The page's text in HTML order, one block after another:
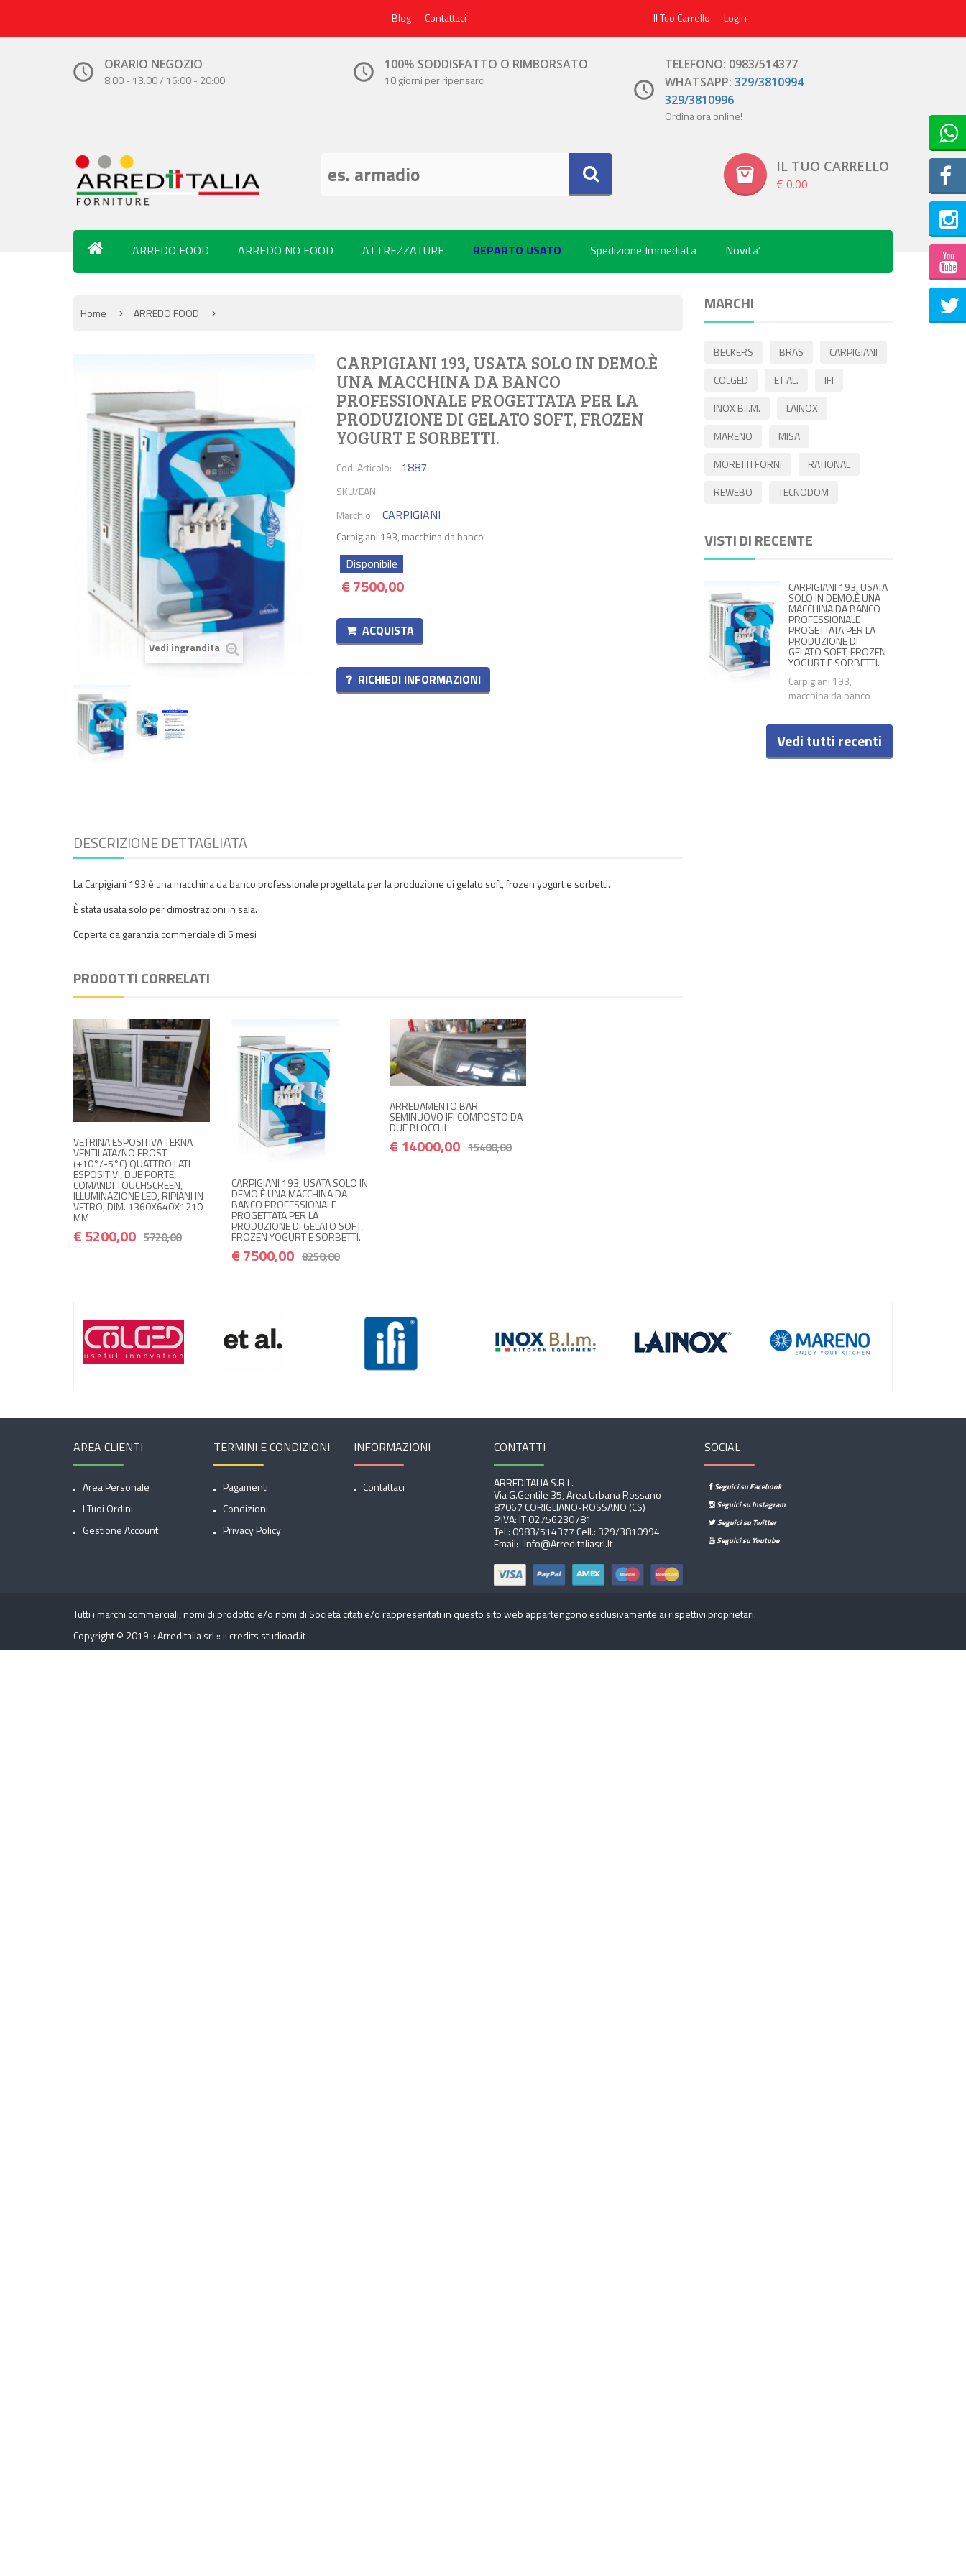
Blog Contattaci Il Tuo Carrello Login
ORARIO NEGOZIO
8.00 - 13.00 / 16:00 - 20:00
100% SODDISFATTO O RIMBORSATO
10 giorni per ripensarci
TELEFONO: 0983/514377
WHATSAPP: 329/3810994
329/3810996
Ordina ora online!
IL TUO CARRELLO
€ 0.00
ARREDO FOOD ARREDO NO FOOD ATTREZZATURE REPARTO USATO Spedizione Immediata Novita'
Home ARREDO FOOD
Vedi ingrandita
CARPIGIANI 193, USATA SOLO IN DEMO.È
UNA MACCHINA DA BANCO
PROFESSIONALE PROGETTATA PER LA
PRODUZIONE DI GELATO SOFT, FROZEN
YOGURT E SORBETTI.
Cod. Articolo: 1887
SKU/EAN:
Marchio:
CARPIGIANI
Carpigiani 193, macchina da banco
Disponibile
€7500,00
ACQUISTA
RICHIEDI INFORMAZIONI
DESCRIZIONE DETTAGLIATA
La Carpigiani 193 è una macchina da banco professionale progettata per la produzione di gelato soft, frozen yogurt e sorbetti.
È stata usata solo per dimostrazioni in sala.
Coperta da garanzia commerciale di 6 mesi
PRODOTTI CORRELATI
VETRINA ESPOSITIVA TEKNA
VENTILATA/NO FROST
(+10°/-5°C) QUATTRO LATI
ESPOSITIVI, DUE PORTE,
COMANDI TOUCHSCREEN,
ILLUMINAZIONE LED, RIPIANI IN
VETRO, DIM. 1360X640X1210
MM
€ 5200,00 5720,00
CARPIGIANI 193, USATA SOLO IN
DEMO.È UNA MACCHINA DA
BANCO PROFESSIONALE
PROGETTATA PER LA
PRODUZIONE DI GELATO SOFT,
FROZEN YOGURT E SORBETTI.
€ 7500,00 8250,00
ARREDAMENTO BAR
SEMINUOVO IFI COMPOSTO DA
DUE BLOCCHI
€ 14000,00 15400,00
MARCHI
BECKERS BRAS
CARPIGIANI
COLGED
ET AL.
IFI
INOX B.I.M.
LAINOX
MARENO
MISA
MORETTI FORNI
RATIONAL
REWEBO
TECNODOM
VISTI DI RECENTE
CARPIGIANI 193, USATA
SOLO IN DEMO.È UNA
MACCHINA DA BANCO
PROFESSIONALE
PROGETTATA PER LA
PRODUZIONE DI
GELATO SOFT, FROZEN
YOGURT E SORBETTI.
Carpigiani 193,
macchina da banco
Vedi tutti recenti
AREA CLIENTI
Area Personale
I Tuoi Ordini
Gestione Account
TERMINI E CONDIZIONI
Pagamenti
Condizioni
Privacy Policy
INFORMAZIONI
Contattaci
CONTATTI
ARREDITALIA S.r.l.
Via G.Gentile 35, Area Urbana Rossano
87067 CORIGLIANO-ROSSANO (CS)
P.IVA: IT 02756230781
Tel.: 0983/514377 Cell.: 329/3810994
Email: Info@arreditaliasrl.it
SOCIAL
Seguici su Facebook
Seguici su Instagram
Seguici su Twitter
Seguici su Youtube
Tutti i marchi commerciali, nomi di prodotto e/o nomi di Società citati e/o rappresentati in questo sito web appartengono esclusivamente ai rispettivi proprietari.
Copyright © 2019 :: Arreditalia srl :: ::credits studioad.it